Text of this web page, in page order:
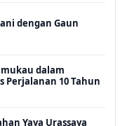
dengan Gaun
dalam
Perjalanan 10 Tahun
Yaya Urassaya